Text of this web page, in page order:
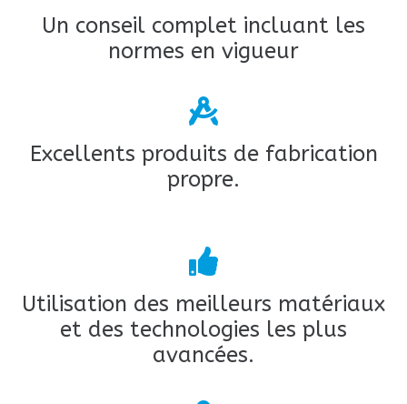
99
8
99
7
8
6
7
8
9
6
7
8
9
Un conseil complet incluant les
normes en vigueur
Excellents produits de fabrication
propre.
Utilisation des meilleurs matériaux
et des technologies les plus
avancées.